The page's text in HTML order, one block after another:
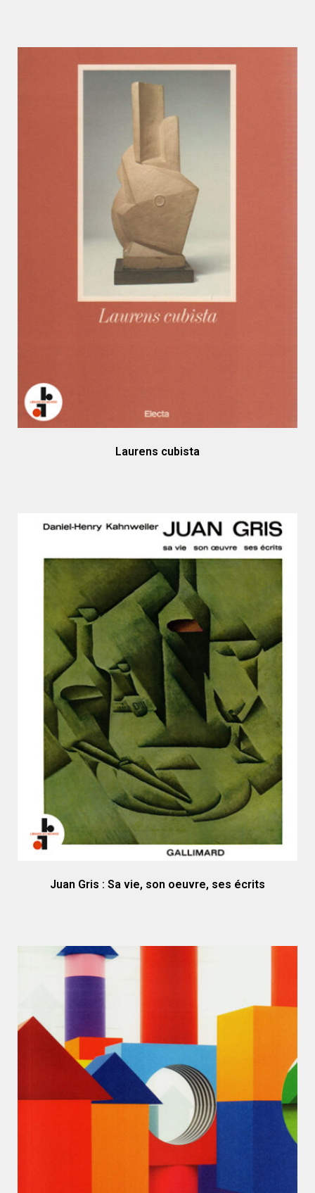
Laurens cubista
Juan Gris : Sa vie, son oeuvre, ses écrits